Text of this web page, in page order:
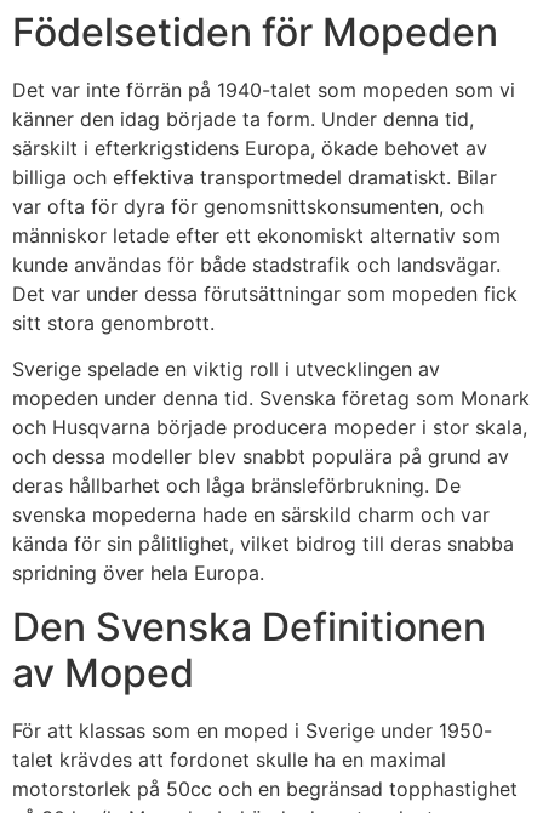
Födelsetiden för Mopeden
Det var inte förrän på 1940-talet som mopeden som vi
känner den idag började ta form. Under denna tid,
särskilt i efterkrigstidens Europa, ökade behovet av
billiga och effektiva transportmedel dramatiskt. Bilar
var ofta för dyra för genomsnittskonsumenten, och
människor letade efter ett ekonomiskt alternativ som
kunde användas för både stadstrafik och landsvägar.
Det var under dessa förutsättningar som mopeden fick
sitt stora genombrott.
Sverige spelade en viktig roll i utvecklingen av
mopeden under denna tid. Svenska företag som Monark
och Husqvarna började producera mopeder i stor skala,
och dessa modeller blev snabbt populära på grund av
deras hållbarhet och låga bränsleförbrukning. De
svenska mopederna hade en särskild charm och var
kända för sin pålitlighet, vilket bidrog till deras snabba
spridning över hela Europa.
Den Svenska Definitionen
av Moped
För att klassas som en moped i Sverige under 1950-
talet krävdes att fordonet skulle ha en maximal
motorstorlek på 50cc och en begränsad topphastighet